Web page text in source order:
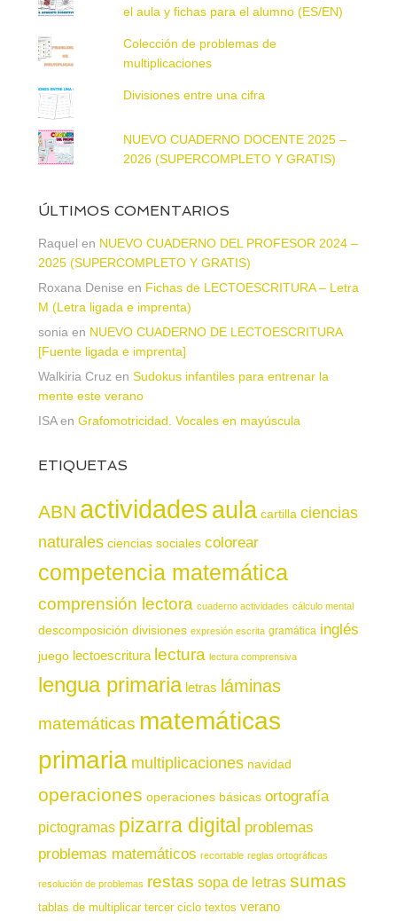
el aula y fichas para el alumno (ES/EN)
Colección de problemas de
multiplicaciones
Divisiones entre una cifra
NUEVO CUADERNO DOCENTE 2025 –
2026 (SUPERCOMPLETO Y GRATIS)
ÚLTIMOS COMENTARIOS
Raquel en NUEVO CUADERNO DEL PROFESOR 2024 –
2025 (SUPERCOMPLETO Y GRATIS)
Roxana Denise en Fichas de LECTOESCRITURA – Letra
M (Letra ligada e imprenta)
sonia en NUEVO CUADERNO DE LECTOESCRITURA
[Fuente ligada e imprenta]
Walkiria Cruz en Sudokus infantiles para entrenar la
mente este verano
ISAen Grafomotricidad. Vocales en mayúscula
ETIQUETAS
ABN actividadesaula cartilla ciencias
naturales ciencias sociales colorear
competencia matemática
comprensión lectora cuaderno actividades cálculo mental
descomposición divisiones expresión escrita gramática inglés
juego lectoescritura lectura lectura comprensiva
lengua primaria letras láminas
matemáticas matemáticas
primaria multiplicaciones navidad
operaciones operaciones básicas ortografía
pictogramas pizarra digital problemas
problemas matemáticos recortable reglas ortográficas
resolución de problemas restas sopa de letras sumas
tablas de multiplicar tercer ciclo textos verano